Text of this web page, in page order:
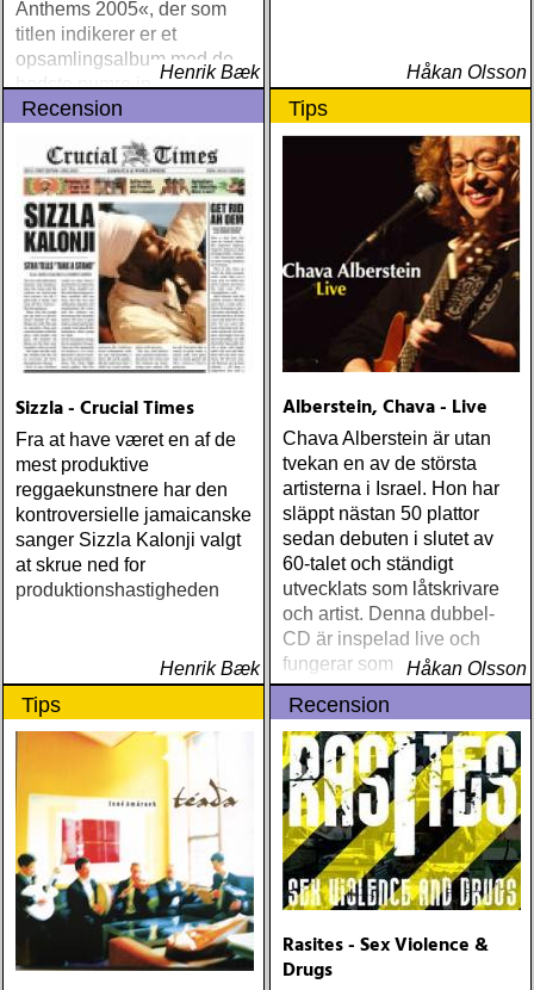
Anthems 2005«, der som
titlen indikerer er et
opsamlingsalbum med de
bedste numre indenfor den
populære reggaestil kaldet
Henrik Bæk Håkan Olsson
Recension
Sizzla - Crucial Times
Fra at have været en af de
mest produktive
reggaekunstnere har den
kontroversielle jamaicanske
sanger Sizzla Kalonji valgt
at skrue ned for
produktionshastigheden
Henrik Bæk
Tips
Alberstein, Chava - Live
Chava Alberstein är utan
tvekan en av de största
artisterna i Israel. Hon har
släppt nästan 50 plattor
sedan debuten i slutet av
60-talet och ständigt
utvecklats som låtskrivare
och artist. Denna dubbel-
CD är inspelad live och
fungerar som en utmärkt
introduktion till denna
världsartist.
Håkan Olsson
Tips Recension
Rasites - Sex Violence &
Drugs